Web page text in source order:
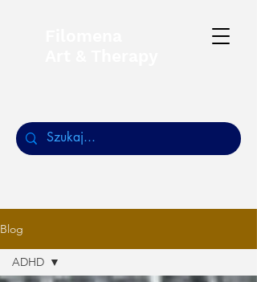
Blog
ADHD